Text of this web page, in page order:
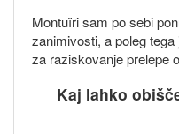
Montuïri sam po sebi
zanimivosti, a poleg
za raziskovanje prelepe
Kaj lahko